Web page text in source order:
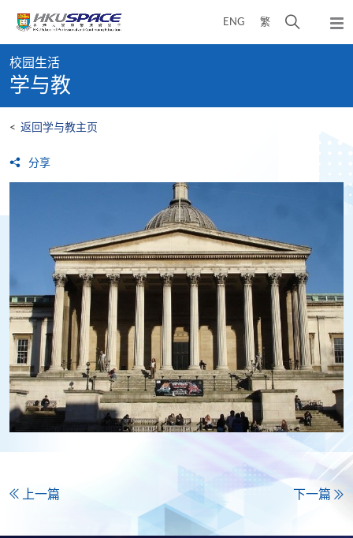
content
ENG 繁
开
弹
出
content
start
校园生活
学与教
< 返回学与教主页
分享
上一篇 下一篇